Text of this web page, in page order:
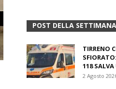
POST DELLA SETTIMANA